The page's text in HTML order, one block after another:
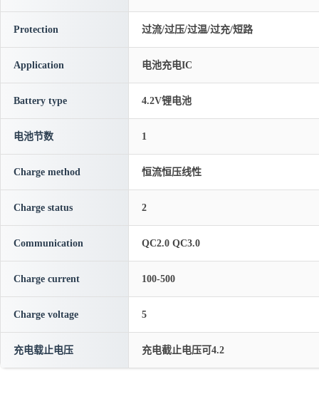
Protection 过流/过压/过温/过充/短路
Application 电池充电IC
Battery type 4.2V锂电池
电池节数 1
Charge method 恒流恒压线性
Charge status 2
Communication QC2.0 QC3.0
Charge current 100-500
Charge voltage 5
充电载止电压 充电截止电压可4.2